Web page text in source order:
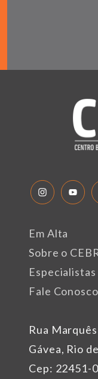
Rua
Gávea, Rio
Cep: 22451-
Em Alta
Sobre o
Especialistas
Fale Conosco